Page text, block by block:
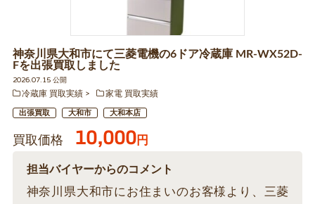
神奈川県大和市にて三菱電機の6ドア冷蔵庫 MR-WX52D-
Fを出張買取しました
2026.07.15 公開
冷蔵庫 買取実績
家電 買取実績
出張買取 大和市 大和本店
買取価格 10,000円
担当バイヤーからのコメント
神奈川県大和市にお住まいのお客様より、三菱